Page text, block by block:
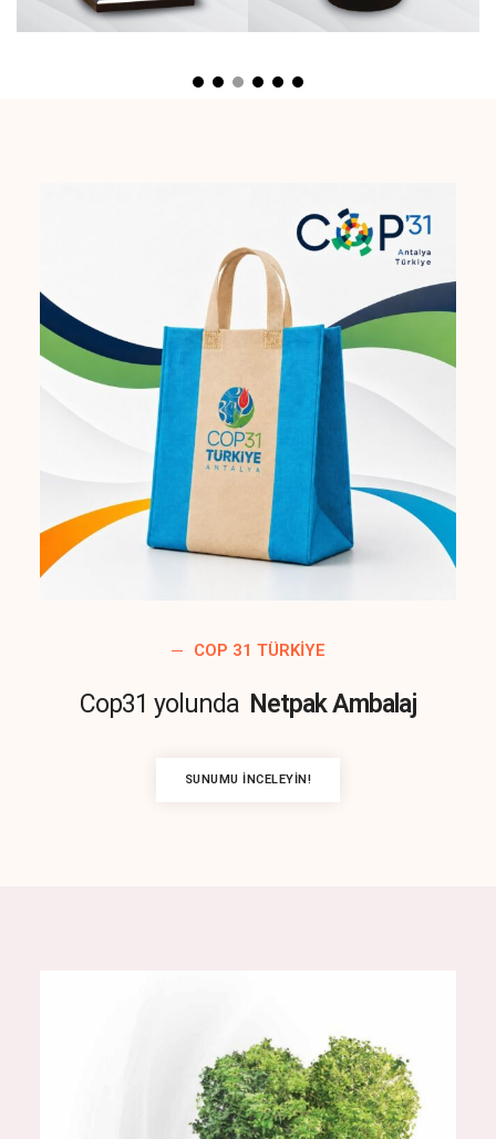
COP 31 TÜRKIYE
Cop31 yolunda Netpak Ambalaj
SUNUMU İNCELEYIN!